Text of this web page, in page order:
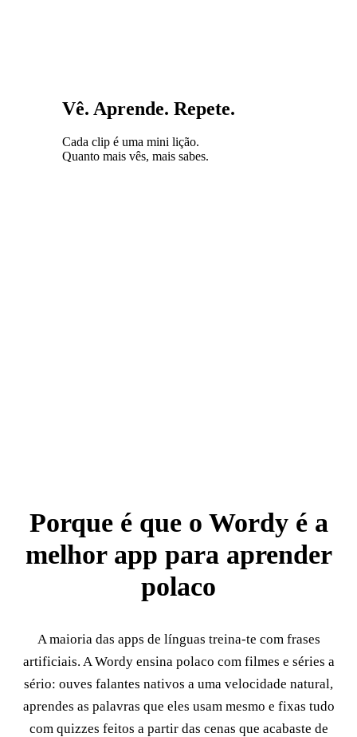
Vê. Aprende. Repete.
Cada clip é uma mini lição.
Quanto mais vês, mais sabes.
Porque é que o Wordy é a
melhor app para aprender
polaco
A maioria das apps de línguas treina-te com frases
artificiais. A Wordy ensina polaco com filmes e séries a
sério: ouves falantes nativos a uma velocidade natural,
aprendes as palavras que eles usam mesmo e fixas tudo
com quizzes feitos a partir das cenas que acabaste de